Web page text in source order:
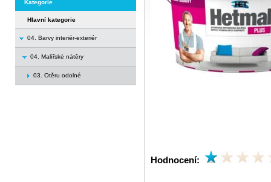
Kategorie
Hlavní kategorie
04. Barvy interiér-exteriér
04. Malířské nátěry
03. Otěru odolné
Hodnocení: